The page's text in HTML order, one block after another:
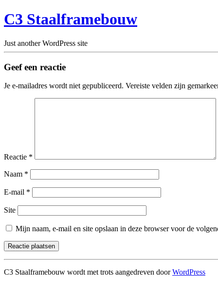
C3 Staalframebouw
Just another WordPress site
Geef een reactie
Je e-mailadres wordt niet gepubliceerd. Vereiste velden zijn
Reactie *
Naam *
E-mail *
Site
Mijn naam, e-mail en site opslaan in deze browser voor de
C3 Staalframebouw wordt met trots aangedreven doorWordPress